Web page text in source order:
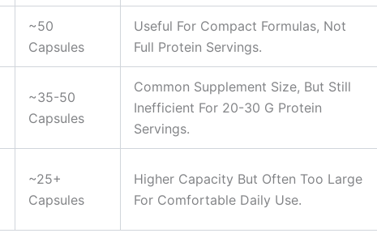
~50
Capsules
Useful For Compact Formulas, Not
Full Protein Servings.
~35-50
Capsules
Common Supplement Size, But Still
Inefficient For 20-30 G Protein
Servings.
~25+
Capsules
Higher Capacity But Often Too Large
For Comfortable Daily Use.